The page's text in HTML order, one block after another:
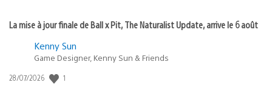
La mise à jour finale de Ball x Pit, The Naturalist Update, arrive le 6 août
Kenny Sun
Game Designer, Kenny Sun & Friends
Date
28/07/2026 1